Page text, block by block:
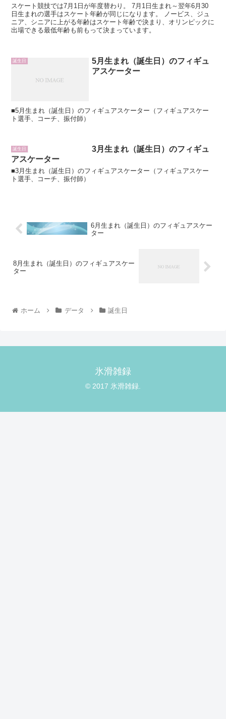
スケート競技では7月1日が年度替わり。 7月1日生まれ～翌年6月30
日生まれの選手はスケート年齢が同じになります。 ノービス、ジュ
ニア、シニアに上がる年齢はスケート年齢で決まり、オリンピックに
出場できる最低年齢も前もって決まっています。
誕生日
5月生まれ（誕生日）のフィギュ
アスケーター
■5月生まれ（誕生日）のフィギュアスケーター（フィギュアスケー
ト選手、コーチ、振付師）
誕生日
3月生まれ（誕生日）のフィギュ
アスケーター
■3月生まれ（誕生日）のフィギュアスケーター（フィギュアスケー
ト選手、コーチ、振付師）
6月生まれ（誕生日）のフィギュアスケー
ター
8月生まれ（誕生日）のフィギュアスケー
ター
ホーム データ 誕生日
氷滑雑録
© 2017 氷滑雑録.